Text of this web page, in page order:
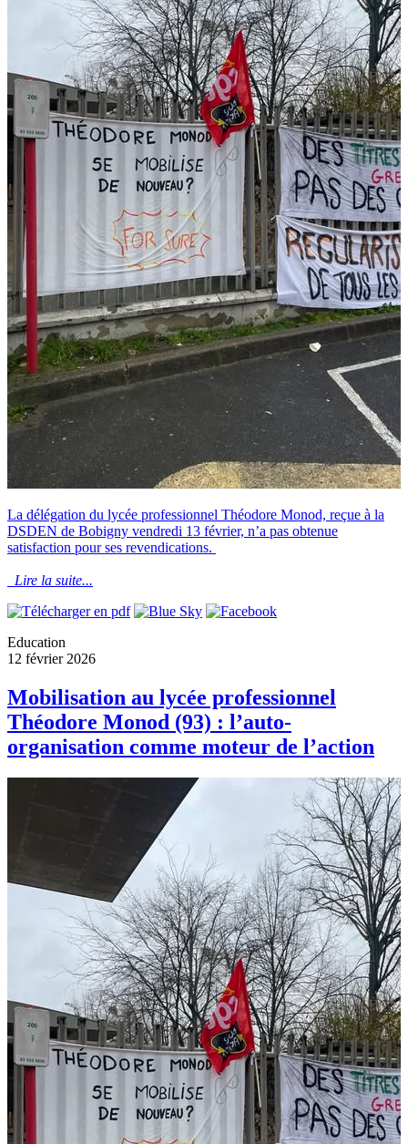
La délégation du lycée professionnel Théodore Monod, reçue à la
DSDEN de Bobigny vendredi 13 février, n’a pas obtenue
satisfaction pour ses revendications.
Lire la suite...
Education
12 février 2026
Mobilisation au lycée professionnel
Théodore Monod (93) : l’auto-
organisation comme moteur de l’action